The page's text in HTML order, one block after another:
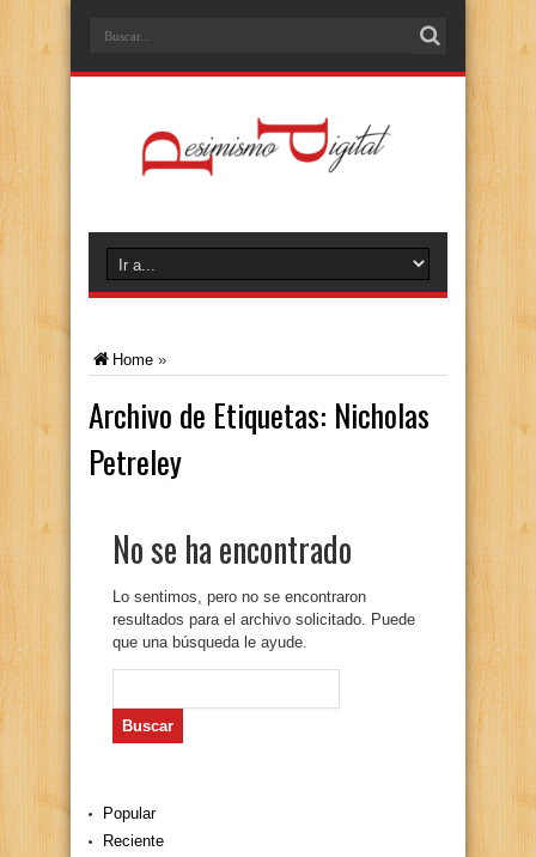
Home »
Archivo de Etiquetas: Nicholas
Petreley
No se ha encontrado
Lo sentimos, pero no se encontraron
resultados para el archivo solicitado. Puede
que una búsqueda le ayude.
Popular
Reciente